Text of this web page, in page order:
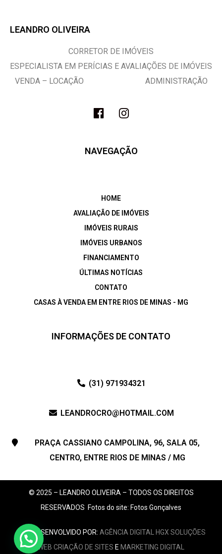
LEANDRO OLIVEIRA
CORRETOR DE IMÓVEIS
ESPECIALISTA EM PERÍCIAS E AVALIAÇÕES DE IMÓVEIS
VENDA – LOCAÇÃO ADMINISTRAÇÃO
NAVEGAÇÃO
HOME
AVALIAÇÃO DE IMÓVEIS
IMÓVEIS RURAIS
IMÓVEIS URBANOS
FINANCIAMENTO
ÚLTIMAS NOTÍCIAS
CONTATO
CASAS À VENDA EM ENTRE RIOS DE MINAS - MG
INFORMAÇÕES DE CONTATO
(31) 971934321
LEANDROCRO@HOTMAIL.COM
PRAÇA CASSIANO CAMPOLINA, 96, SALA 05,
CENTRO, ENTRE RIOS DE MINAS / MG
© 2025 – LEANDRO OLIVEIRA – TODOS OS DIREITOS
RESERVADOS Fotos do site: Fotos Gonçalves
SITE DESENVOLVIDO POR: AGÊNCIA DIGITAL HGX SOLUÇÕES
WEB CRIAÇÃO DE SITES E MARKETING DIGITAL